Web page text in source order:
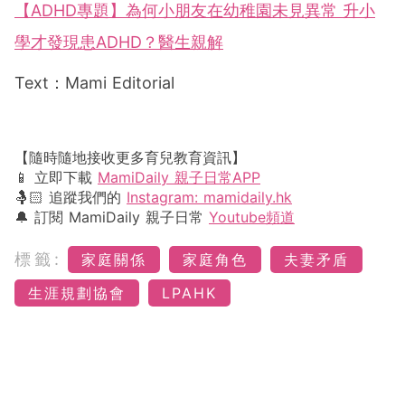
【ADHD專題】為何小朋友在幼稚園未見異常 升小
學才發現患ADHD？醫生親解
Text：Mami Editorial
【隨時隨地接收更多育兒教育資訊】
📱 立即下載 MamiDaily 親子日常APP
🤱🏻 追蹤我們的 Instagram: mamidaily.hk
🔔 訂閱 MamiDaily 親子日常 Youtube頻道
標籤: 家庭關係 家庭角色
夫妻矛盾
生涯規劃協會
LPAHK